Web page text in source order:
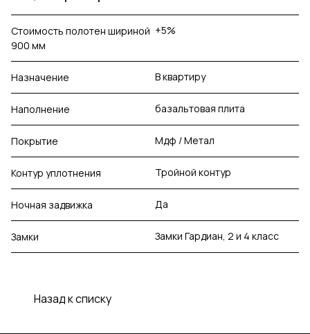
Стоимость полотен шириной
900 мм
+5%
Назначение В квартиру
Наполнение базальтовая плита
Покрытие Мдф / Метал
Контур уплотнения Тройной контур
Ночная задвижка Да
Замки Замки Гардиан, 2 и 4 класс
Назад к списку